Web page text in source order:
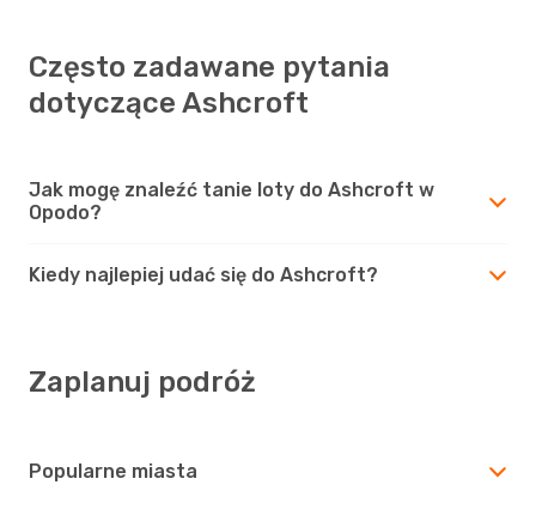
Często zadawane pytania
dotyczące Ashcroft
Jak mogę znaleźć tanie loty do Ashcroft w
Opodo?
Kiedy najlepiej udać się do Ashcroft?
Zaplanuj podróż
Popularne miasta